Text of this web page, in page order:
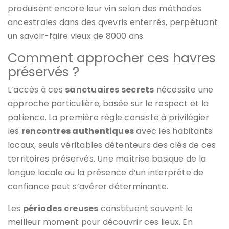
produisent encore leur vin selon des méthodes
ancestrales dans des qvevris enterrés, perpétuant
un savoir-faire vieux de 8000 ans.
Comment approcher ces havres
préservés ?
L’accès à ces sanctuaires secrets nécessite une
approche particulière, basée sur le respect et la
patience. La première règle consiste à privilégier
les rencontres authentiquesavec les habitants
locaux, seuls véritables détenteurs des clés de ces
territoires préservés. Une maîtrise basique de la
langue locale ou la présence d’un interprète de
confiance peut s’avérer déterminante.
Les périodes creuses constituent souvent le
meilleur moment pour découvrir ces lieux. En